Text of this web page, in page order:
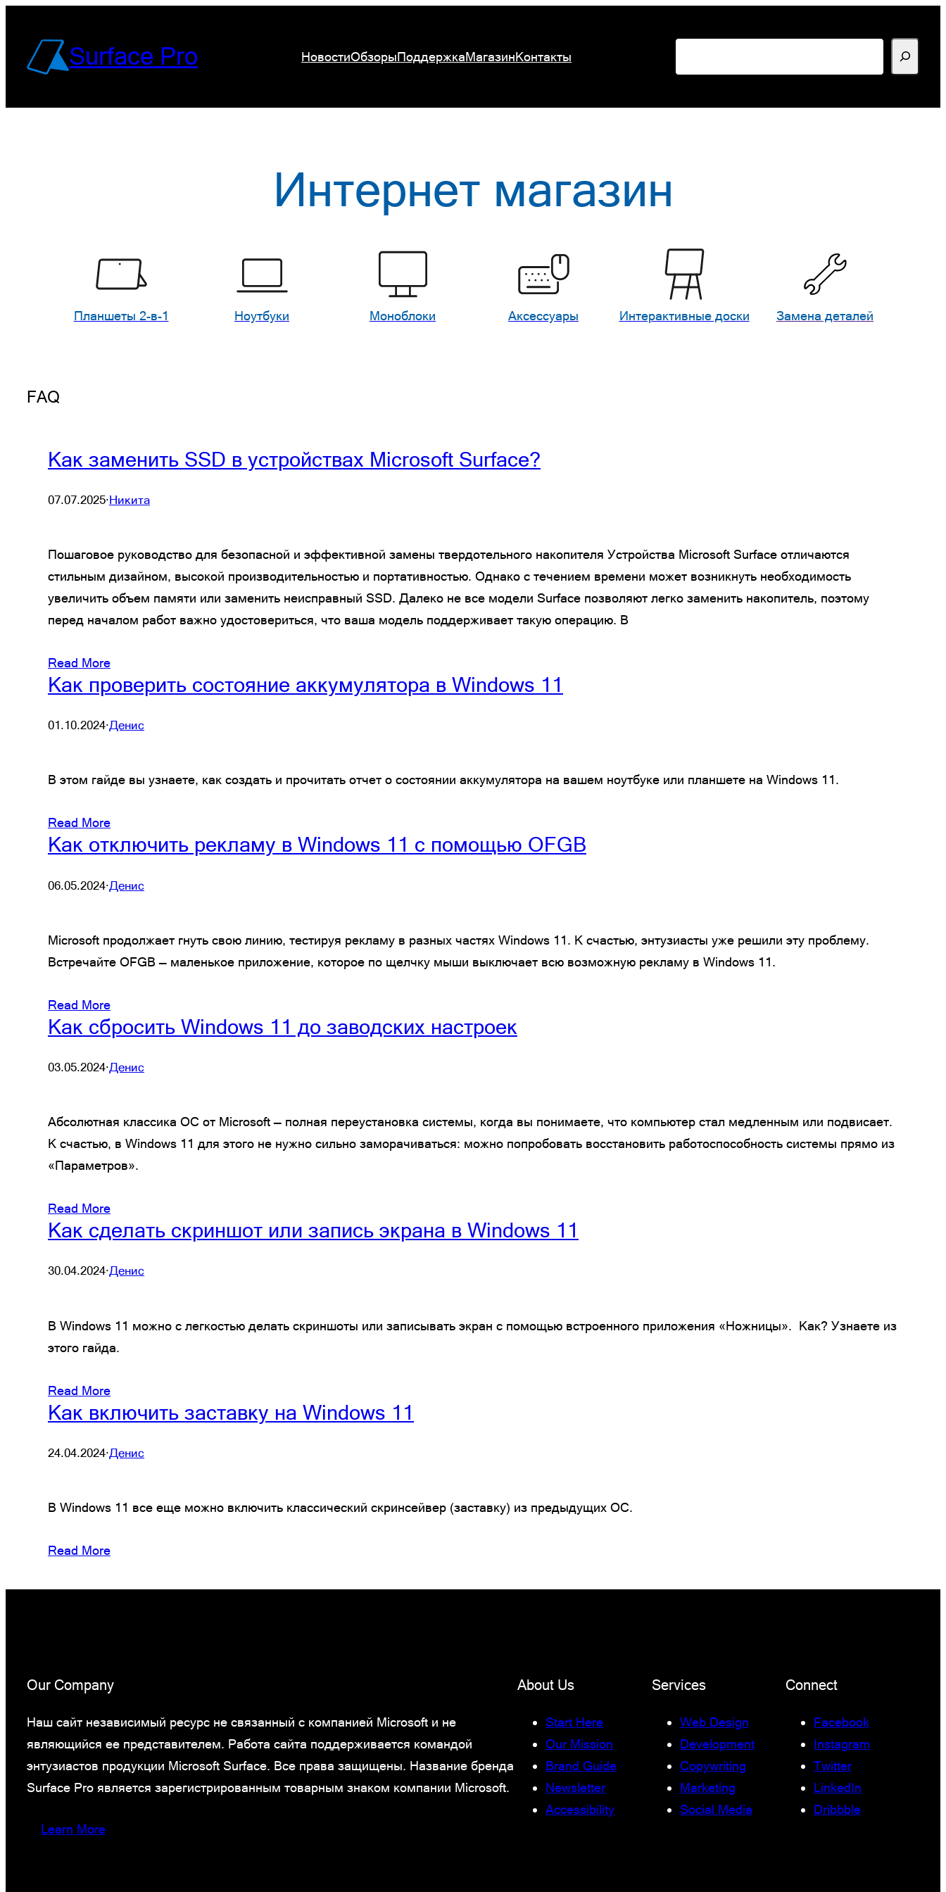
содержимомуSurface Pro НовостиОбзорыПоддержкаМагазинКонтакты
Интернет магазин
Планшеты 2-в-1 Ноутбуки Моноблоки Аксессуары Интерактивные доски Замена деталей
FAQ
Как заменить SSD в устройствах Microsoft Surface?
07.07.2025·Никита
Пошаговое руководство для безопасной и эффективной замены твердотельного накопителя Устройства Microsoft Surface отличаются
стильным дизайном, высокой производительностью и портативностью. Однако с течением времени может возникнуть необходимость
увеличить объем памяти или заменить неисправный SSD. Далеко не все модели Surface позволяют легко заменить накопитель, поэтому
перед началом работ важно удостовериться, что ваша модель поддерживает такую операцию. В
Read More
Как проверить состояние аккумулятора в Windows 11
01.10.2024·Денис
В этом гайде вы узнаете, как создать и прочитать отчет о состоянии аккумулятора на вашем ноутбуке или планшете на Windows 11.
Read More
Как отключить рекламу в Windows 11 с помощью OFGB
06.05.2024·Денис
Microsoft продолжает гнуть свою линию, тестируя рекламу в разных частях Windows 11. К счастью, энтузиасты уже решили эту проблему.
Встречайте OFGB — маленькое приложение, которое по щелчку мыши выключает всю возможную рекламу в Windows 11.
Read More
Как сбросить Windows 11 до заводских настроек
03.05.2024·Денис
Абсолютная классика ОС от Microsoft — полная переустановка системы, когда вы понимаете, что компьютер стал медленным или подвисает.
К счастью, в Windows 11 для этого не нужно сильно заморачиваться: можно попробовать восстановить работоспособность системы прямо из
«Параметров».
Read More
Как сделать скриншот или запись экрана в Windows 11
30.04.2024·Денис
В Windows 11 можно с легкостью делать скриншоты или записывать экран с помощью встроенного приложения «Ножницы». Как? Узнаете из
этого гайда.
Read More
Как включить заставку на Windows 11
24.04.2024·Денис
В Windows 11 все еще можно включить классический скринсейвер (заставку) из предыдущих ОС.
Read More
Our Company
Наш сайт независимый ресурс не связанный с компанией Microsoft и не
являющийся ее представителем. Работа сайта поддерживается командой
энтузиастов продукции Microsoft Surface. Все права защищены. Название бренда
Surface Pro является зарегистрированным товарным знаком компании Microsoft.
Learn More
About Us
Start Here
Our Mission
Brand Guide
Newsletter
Accessibility
Services
Web Design
Development
Copywriting
Marketing
Social Media
Connect
Facebook
Instagram
Twitter
LinkedIn
Dribbble